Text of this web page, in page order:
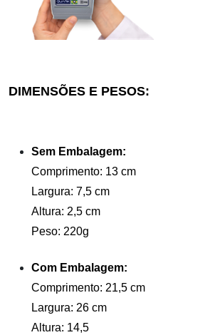
DIMENSÕES E PESOS:
Sem Embalagem:
Comprimento: 13 cm
Largura: 7,5 cm
Altura: 2,5 cm
Peso: 220g
Com Embalagem:
Comprimento: 21,5 cm
Largura: 26 cm
Altura: 14,5